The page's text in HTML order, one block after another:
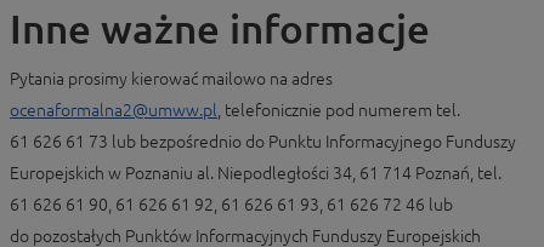
Inne ważne informacje
Pytania prosimy kierować mailowo na adres
ocenaformalna2@umww.pl , telefonicznie pod numerem tel.
61 626 61 73 lub bezpośrednio do Punktu Informacyjnego Funduszy
Europejskich w Poznaniu al. Niepodległości 34, 61 714 Poznań, tel.
61 626 61 90, 61 626 61 92, 61 626 61 93, 61 626 72 46 lub
do pozostałych Punktów Informacyjnych Funduszy Europejskich